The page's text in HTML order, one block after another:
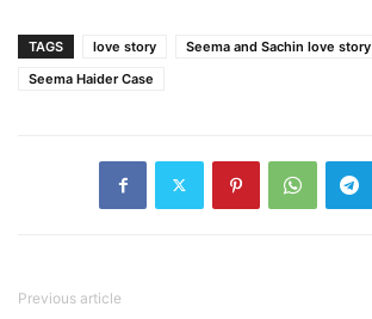
TAGS love story
Seema and Sachin love story
Seema Haider Case
Previous article